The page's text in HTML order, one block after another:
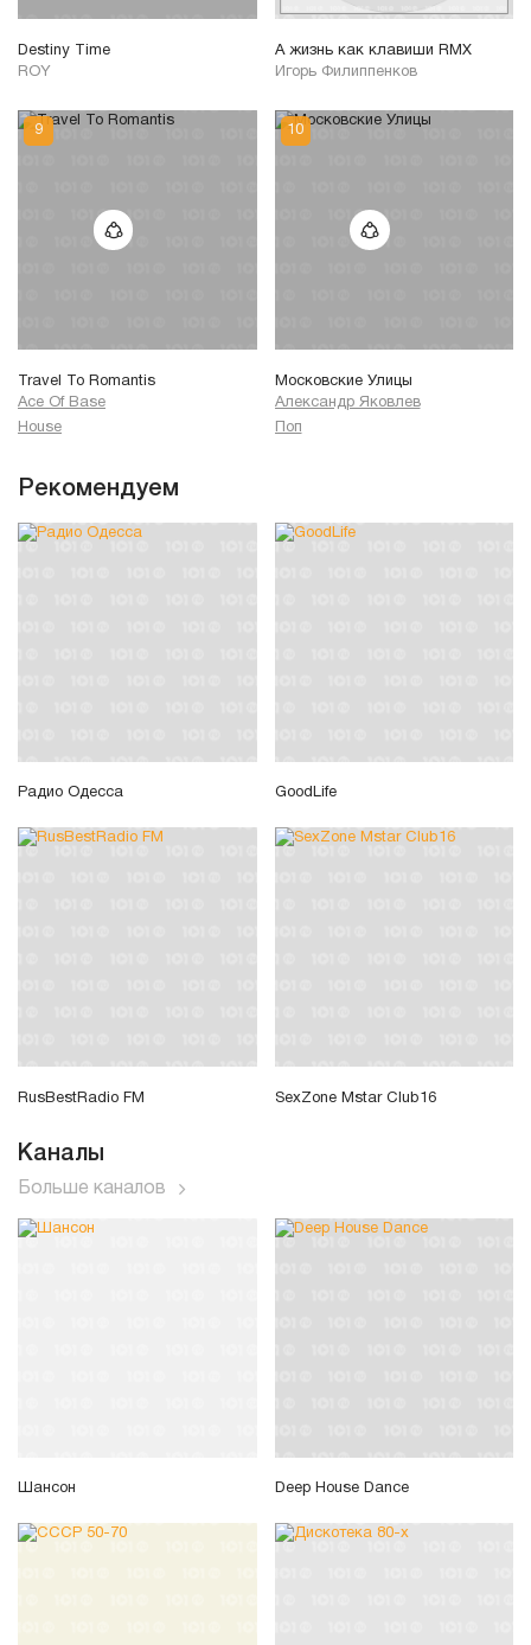
Destiny Time
ROY
А жизнь как клавиши RMX
Игорь Филиппенков
Travel To Romantis
Ace Of Base
House
Московские Улицы
Александр Яковлев
Поп
Рекомендуем
Радио Одесса GoodLife
RusBestRadio FM SexZone Mstar Club16
Каналы
Больше каналов
Шансон Deep House Dance